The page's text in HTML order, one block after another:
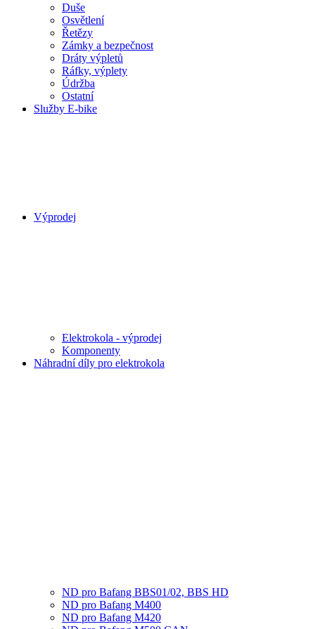
Duše
Osvětlení
Řetězy
Zámky a bezpečnost
Dráty výpletů
Ráfky, výplety
Údržba
Ostatní
Služby E-bike
Výprodej
Elektrokola - výprodej
Komponenty
Náhradní díly pro elektrokola
ND pro Bafang BBS01/02, BBS HD
ND pro Bafang M400
ND pro Bafang M420